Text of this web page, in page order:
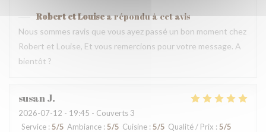
Robert et Louisea répondu à cet avis
Nous sommes ravis que vous ayez passé un bon moment chez
Robert et Louise, Et vous remercions pour votre message. A
bientôt ?
susanJ
2026-07-12 - 19:45 - Couverts 3
Service : 5/5 Ambiance : 5/5 Cuisine : 5/5 Qualité / Prix : 5/5